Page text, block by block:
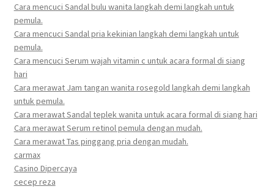
Cara mencuci Sandal bulu wanita langkah demi langkah untuk
pemula.
Cara mencuci Sandal pria kekinian langkah demi langkah untuk
pemula.
Cara mencuci Serum wajah vitamin c untuk acara formal di siang
hari
Cara merawat Jam tangan wanita rosegold langkah demi langkah
untuk pemula.
Cara merawat Sandal teplek wanita untuk acara formal di siang hari
Cara merawat Serum retinol pemula dengan mudah.
Cara merawat Tas pinggang pria dengan mudah.
carmax
Casino Dipercaya
cecep reza